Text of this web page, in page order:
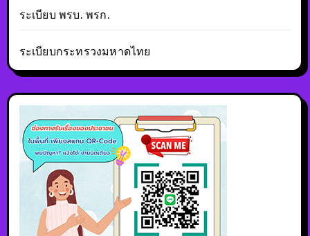
ระเบียบ พรบ. พรก.
ระเบียบกระทรวงมหาดไทย